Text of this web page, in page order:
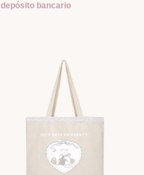
depósito bancario